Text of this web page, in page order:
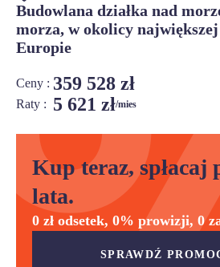
Budowlana działka nad
morza, w okolicy
Europie
Ceny : 359 528 zł
Raty : 5 621 zł/mies
Kup teraz, spłacaj
lata.
0 zł odsetek, 0% prowizji, 0
SPRAWDŹ